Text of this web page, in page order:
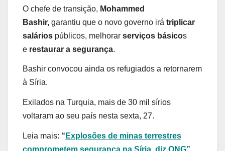
O chefe de transição, Mohammed
Bashir, garantiu que o novo governo irá triplicar
salários públicos, melhorar serviços básicos
e restaurar a segurança.
Bashir convocou ainda os refugiados a retornarem
à Síria.
Exilados na Turquia, mais de 30 mil sírios
voltaram ao seu país nesta sexta, 27.
Leia mais: “ Explosões de minas terrestres
comprometem segurança na Síria, diz ONG”